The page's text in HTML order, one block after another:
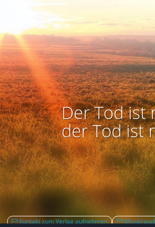
Der Tod ist
der Tod ist
Kontakt zum Verlag aufnehmen